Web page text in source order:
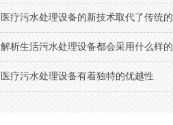
医疗污水处理设备的新技术取代了传统
解析生活污水处理设备都会采用什么样
医疗污水处理设备有着独特的优越性